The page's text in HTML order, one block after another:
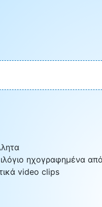
ηχογραφημένα από
video clips